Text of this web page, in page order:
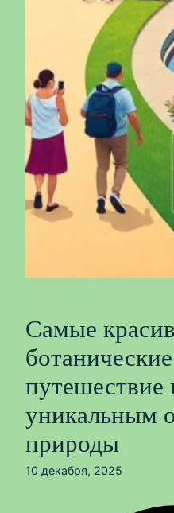
Самые
путешествие
уникальным
природы
10 декабря, 2025